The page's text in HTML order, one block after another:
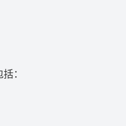
：